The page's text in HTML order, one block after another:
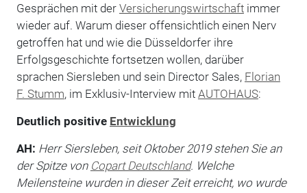
Gesprächen mit der Versicherungswirtschaftimmer
wieder auf. Warum dieser offensichtlich einen Nerv
getroffen hat und wie die Düsseldorfer ihre
Erfolgsgeschichte fortsetzen wollen, darüber
sprachen Siersleben und sein Director Sales, Florian
F. Stumm, im Exklusiv-Interview mit AUTOHAUS:
Deutlich positive Entwicklung
AH: Herr Siersleben, seit Oktober 2019 stehen Sie an
der Spitze von Copart Deutschland. Welche
Meilensteine wurden in dieser Zeit erreicht, wo wurde